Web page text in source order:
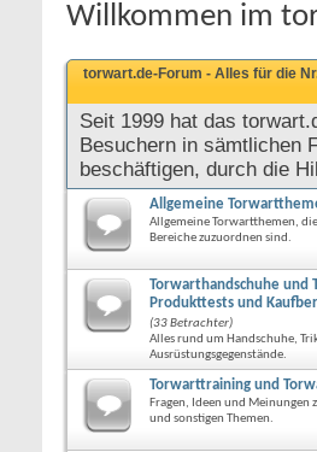
Willkommen im
torwart.de-Forum - Alles für die
Seit 1999 hat das
Besuchern in sämtlichen
beschäftigen, durch die
Allgemeine
Allgemeine Torwartthemen,
Bereiche zuzuordnen sind.
Torwarthandschuhe und
Produkttests und
(33 Betrachter)
Alles rund um Handschuhe,
Ausrüstungsgegenstände.
Torwarttraining und
Fragen, Ideen und Meinungen
und sonstigen Themen.